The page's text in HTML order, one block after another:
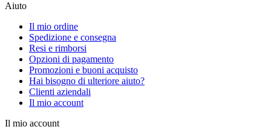
Aiuto
Il mio ordine
Spedizione e consegna
Resi e rimborsi
Opzioni di pagamento
Promozioni e buoni acquisto
Hai bisogno di ulteriore aiuto?
Clienti aziendali
Il mio account
Il mio account